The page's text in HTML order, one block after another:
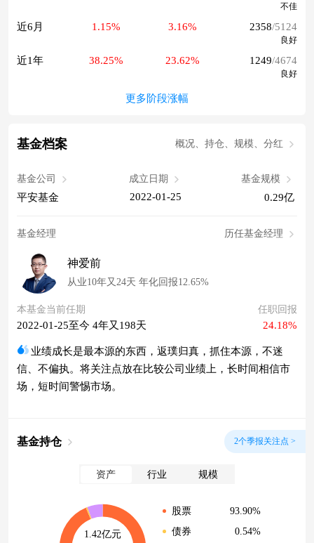
不佳
近6月 1.15% 3.16% 2358/5124
良好
近1年 38.25% 23.62% 1249/4674
良好
更多阶段涨幅
基金档案 概况、持仓、规模、分红
基金公司
平安基金
成立日期
2022-01-25
基金规模
0.29亿
基金经理 历任基金经理
神爱前
从业10年又24天 年化回报12.65%
本基金当前任期
2022-01-25至今 4年又198天
任职回报
24.18%
业绩成长是最本源的东西，返璞归真，抓住本源，不迷
信、不偏执。将关注点放在比较公司业绩上，长时间相信市
场，短时间警惕市场。
基金持仓 2个季报关注点 >
资产 行业 规模
1.42亿元
股票
93.90%
债券
0.54%